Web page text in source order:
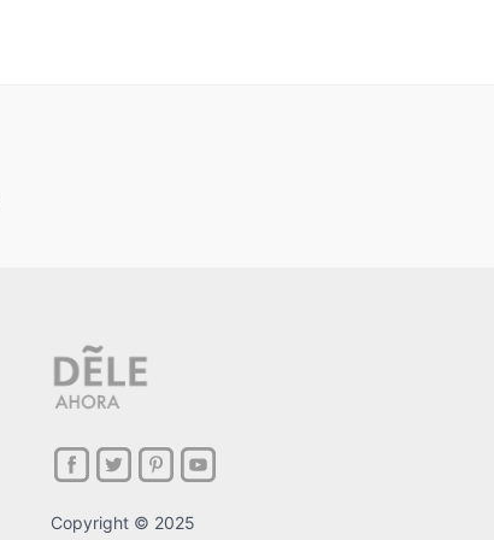
Copyright © 2025